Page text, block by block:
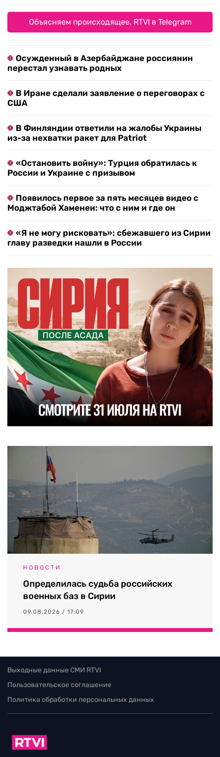
Объясняем происходящее. RTVI в Telegram
Осужденный в Азербайджане россиянин
перестал узнавать родных
В Иране сделали заявление о переговорах с
США
В Финляндии ответили на жалобы Украины
из-за нехватки ракет для Patriot
«Остановить войну»: Турция обратилась к
России и Украине с призывом
Появилось первое за пять месяцев видео с
Моджтабой Хаменеи: что с ним и где он
«Я не могу рисковать»: сбежавшего из Сирии
главу разведки нашли в России
НОВОСТИ
Определилась судьба российских
военных баз в Сирии
09.08.2026 / 17:09
Выходные данные СМИ RTVI
Пользовательское соглашение
Политика обработки персональных данных